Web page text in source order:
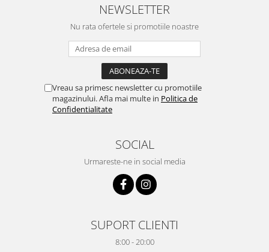
NEWSLETTER
Nu rata ofertele si promotiile noastre
Vreau sa primesc newsletter cu promotiile
magazinului. Afla mai multe in Politica de
Confidentialitate
SOCIAL
Urmareste-ne in social media
SUPORT CLIENTI
8:00 - 20:00